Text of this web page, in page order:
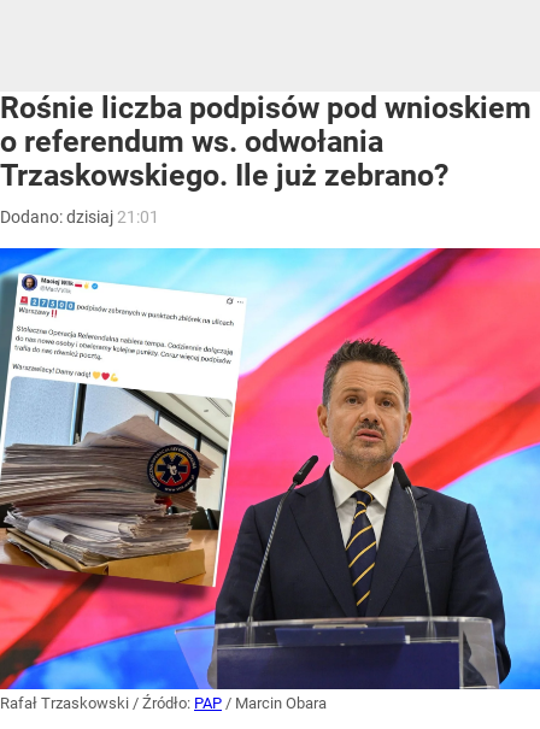
Rośnie liczba podpisów pod wnioskiem
o referendum ws. odwołania
Trzaskowskiego. Ile już zebrano?
Dodano:dzisiaj 21:01
Rafał Trzaskowski / Źródło: PAP / Marcin Obara